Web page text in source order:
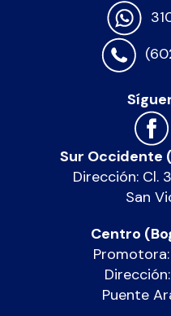
Sur Occidente
Dirección: Cl.
San
Centro
Puente